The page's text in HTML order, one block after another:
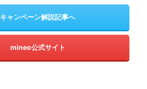
キャンペーン解説記事へ
mineo公式サイト